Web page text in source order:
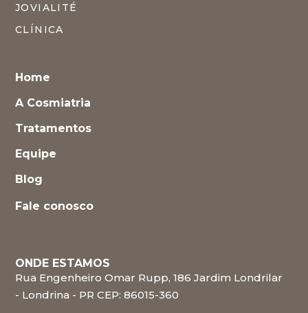
JOVIALITÉ
CLÍNICA
Home
A Cosmiatria
Tratamentos
Equipe
Blog
Fale conosco
ONDE ESTAMOS
Rua Engenheiro Omar Rupp, 186 Jardim Londrilar
- Londrina - PR CEP: 86015-360